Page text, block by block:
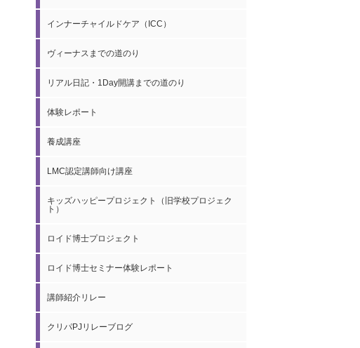
インナーチャイルドケア（ICC）
ヴィーナスまでの道のり
リアル日記・1Day開講までの道のり
体験レポート
養成講座
LMC認定講師向け講座
キッズハッピープロジェクト（旧学校プロジェク
ト）
ロイド博士プロジェクト
ロイド博士セミナー体験レポート
講師紹介リレー
クリパPJリレーブログ